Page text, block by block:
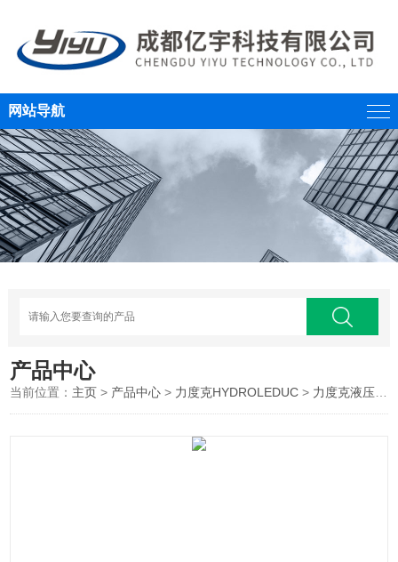
网站导航
产品中心
当前位置： 主页 > 产品中心 > 力度克HYDROLEDUC > 力度克液压泵